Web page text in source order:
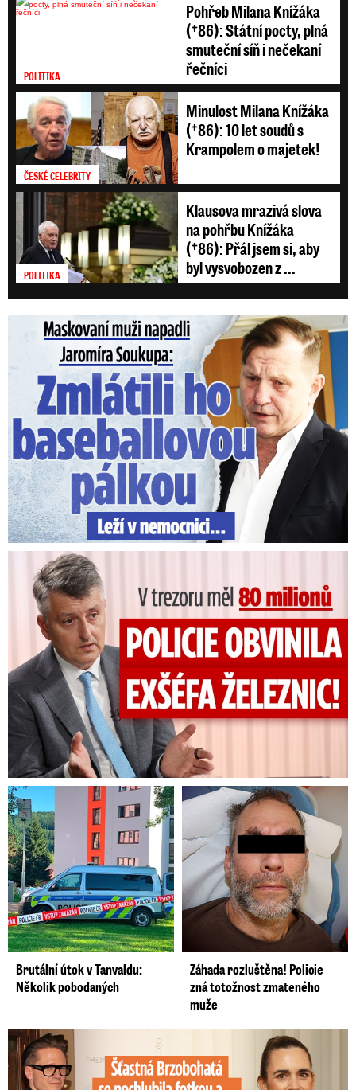
POLITIKA
Pohřeb Milana Knížáka
(†86): Státní pocty, plná
smuteční síň i nečekaní
řečníci
ČESKÉ CELEBRITY
Minulost Milana Knížáka
(†86): 10 let soudů s
Krampolem o majetek!
POLITIKA
Klausova mrazivá slova
na pohřbu Knížáka
(†86): Přál jsem si, aby
byl vysvobozen z ...
Maskovaní muži napadli Jaromíra Soukupa: Krvavá nakládačka
V trezoru měl 80 milionů: Policie obvinila exšéfa železnic!
Brutální útok v Tanvaldu:
Několik pobodaných
Záhada rozluštěna! Policie
zná totožnost zmateného
muže
Šťastná Brzobohatá se pochlubila fotkou: Rýpanec od Ondřeje